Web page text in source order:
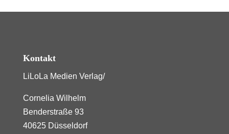
Kontakt
LiLoLa Medien Verlag/
Cornelia Wilhelm
Benderstraße 93
40625 Düsseldorf